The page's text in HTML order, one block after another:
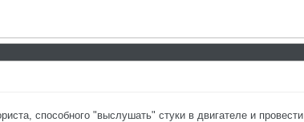
способного "выслушать" стуки в двигателе и